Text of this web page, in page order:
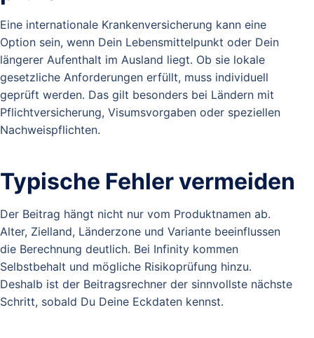
Eine internationale Krankenversicherung kann eine
Option sein, wenn Dein Lebensmittelpunkt oder Dein
längerer Aufenthalt im Ausland liegt. Ob sie lokale
gesetzliche Anforderungen erfüllt, muss individuell
geprüft werden. Das gilt besonders bei Ländern mit
Pflichtversicherung, Visumsvorgaben oder speziellen
Nachweispflichten.
Typische Fehler vermeiden
Der Beitrag hängt nicht nur vom Produktnamen ab.
Alter, Zielland, Länderzone und Variante beeinflussen
die Berechnung deutlich. Bei Infinity kommen
Selbstbehalt und mögliche Risikoprüfung hinzu.
Deshalb ist der Beitragsrechner der sinnvollste nächste
Schritt, sobald Du Deine Eckdaten kennst.